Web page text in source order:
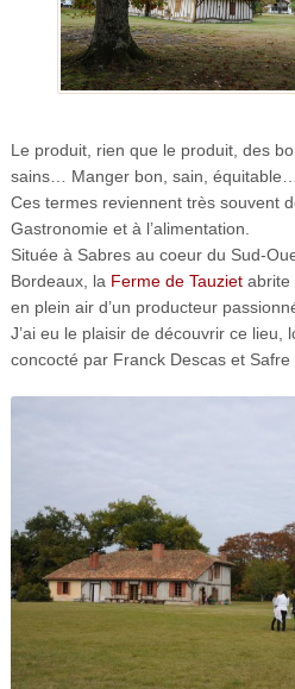
Le produit, rien que le produit, des
sains… Manger bon, sain, équitable…
Ces termes reviennent très souvent
Gastronomie et à l’alimentation.
Située à Sabres au coeur du Sud-
Bordeaux, la Ferme de Tauziet abrite
en plein air d’un producteur
J’ai eu le plaisir de découvrir ce lieu,
concocté par Franck Descas et Safre